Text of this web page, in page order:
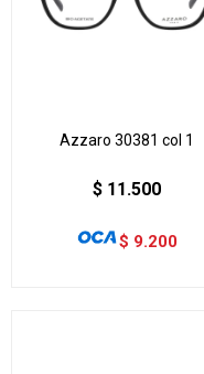
Azzaro 30381 col 1
$ 11.500
$ 9.200